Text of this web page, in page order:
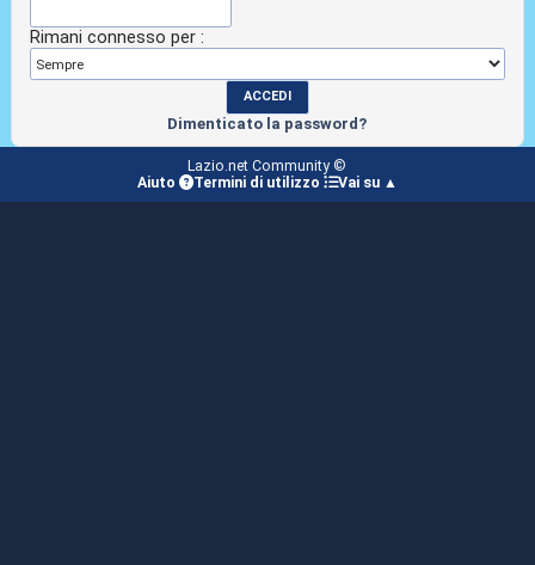
Rimani connesso per :
Dimenticato la password?
Lazio.net Community ©
Aiuto
Termini di utilizzo Vai su ▲